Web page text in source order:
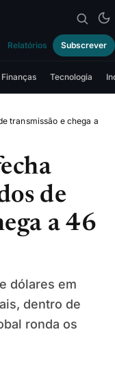
Relatórios Subscrever
Finanças Tecnologia
transmissão e chega a
de
a 46
dólares em
dentro de
ronda os